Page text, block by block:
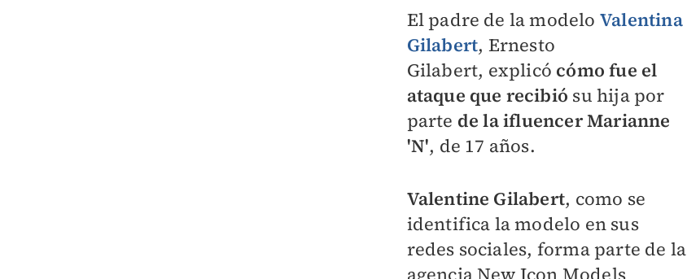
El padre de la modelo Valentina
Gilabert, Ernesto
Gilabert, explicó cómo fue el
ataque que recibió su hija por
parte de la ifluencer Marianne
'N', de 17 años.
Valentine Gilabert, como se
identifica la modelo en sus
redes sociales, forma parte de la
agencia New Icon Models